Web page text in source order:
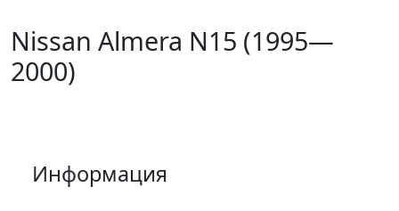
Nissan Almera N15 (1995—
2000)
Информация